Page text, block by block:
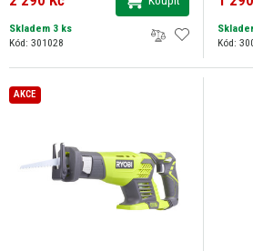
Skladem 3 ks
Kód: 301028
Kód:
AKCE